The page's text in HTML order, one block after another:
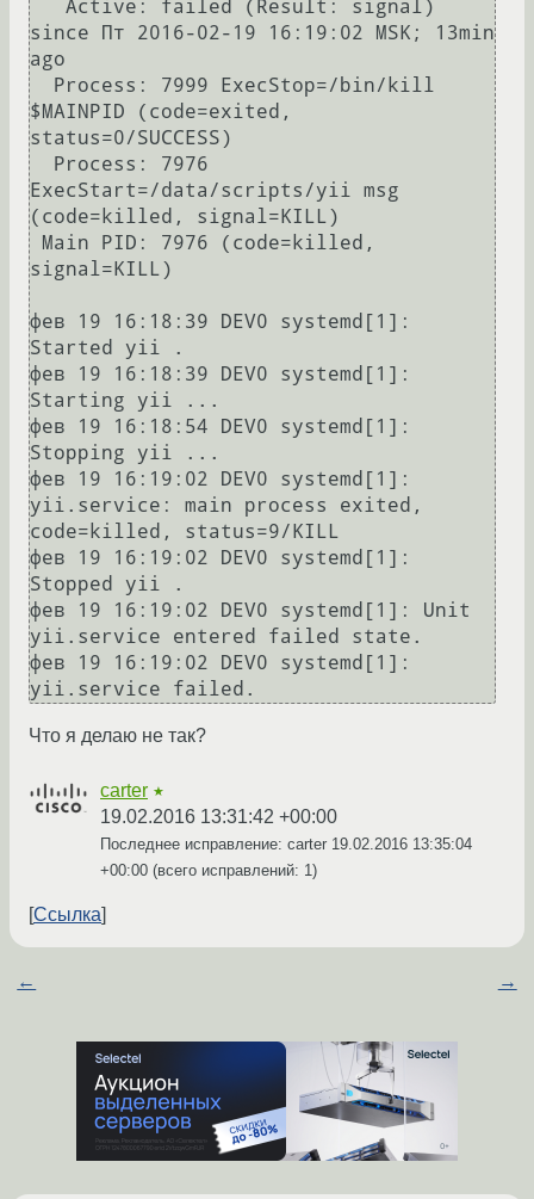
since Пт 2016-02-19 16:19:02 MSK; 13min
ago
$MAINPID (code=exited,
status=0/SUCCESS)
ExecStart=/data/scripts/yii msg
(code=killed, signal=KILL)
signal=KILL)
фев 19 16:18:39 DEV0 systemd[1]:
Started yii .
фев 19 16:18:39 DEV0 systemd[1]:
Starting yii ...
фев 19 16:18:54 DEV0 systemd[1]:
Stopping yii ...
фев 19 16:19:02 DEV0 systemd[1]:
yii.service: main process exited,
code=killed, status=9/KILL
фев 19 16:19:02 DEV0 systemd[1]:
Stopped yii .
фев 19 16:19:02 DEV0 systemd[1]: Unit
yii.service entered failed state.
фев 19 16:19:02 DEV0 systemd[1]:
Что я делаю не так?
carter ★
19.02.2016 13:31:42 +00:00
Последнее исправление: carter 19.02.2016 13:35:04
+00:00 (всего исправлений: 1)
Ссылка
← →